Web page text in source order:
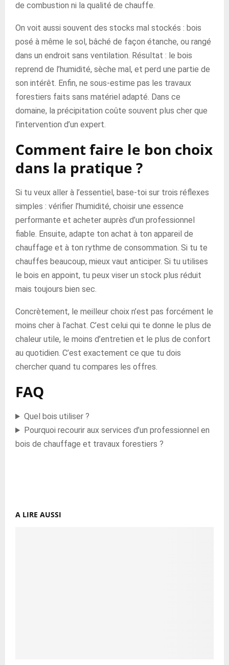
de combustion ni la qualité de chauffe.
On voit aussi souvent des stocks mal stockés : bois
posé à même le sol, bâché de façon étanche, ou rangé
dans un endroit sans ventilation. Résultat : le bois
reprend de l’humidité, sèche mal, et perd une partie de
son intérêt. Enfin, ne sous-estime pas les travaux
forestiers faits sans matériel adapté. Dans ce
domaine, la précipitation coûte souvent plus cher que
l’intervention d’un expert.
Comment faire le bon choix
dans la pratique ?
Si tu veux aller à l’essentiel, base-toi sur trois réflexes
simples : vérifier l’humidité, choisir une essence
performante et acheter auprès d’un professionnel
fiable. Ensuite, adapte ton achat à ton appareil de
chauffage et à ton rythme de consommation. Si tu te
chauffes beaucoup, mieux vaut anticiper. Si tu utilises
le bois en appoint, tu peux viser un stock plus réduit
mais toujours bien sec.
Concrètement, le meilleur choix n’est pas forcément le
moins cher à l’achat. C’est celui qui te donne le plus de
chaleur utile, le moins d’entretien et le plus de confort
au quotidien. C’est exactement ce que tu dois
chercher quand tu compares les offres.
FAQ
Quel bois utiliser ?
Pourquoi recourir aux services d’un professionnel en
bois de chauffage et travaux forestiers ?
A LIRE AUSSI